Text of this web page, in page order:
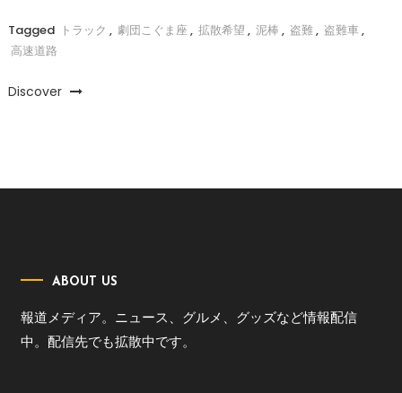
Tagged トラック , 劇団こぐま座, 拡散希望 , 泥棒 , 盗難, 盗難車,
高速道路
Discover
ABOUT US
報道メディア。ニュース、グルメ、グッズなど情報配信
中。配信先でも拡散中です。